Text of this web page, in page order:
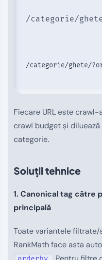
/categorie/
/categorie/ghete/
Fiecare URL este
crawl budget și
categorie.
Soluții tehnice
1. Canonical tag către
principală
Toate variantele
RankMath face asta